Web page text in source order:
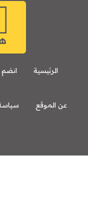
الرئيسية انضم
عن الموقع